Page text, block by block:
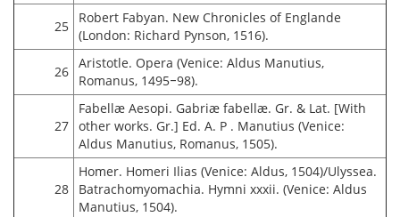
25
Robert Fabyan. New Chronicles of Englande
(London: Richard Pynson, 1516).
26
Aristotle. Opera (Venice: Aldus Manutius,
Romanus, 1495‒98).
27
Fabellæ Aesopi. Gabriæ fabellæ. Gr. & Lat. [With
other works. Gr.] Ed. A. P . Manutius (Venice:
Aldus Manutius, Romanus, 1505).
28
Homer. Homeri Ilias (Venice: Aldus, 1504)/Ulyssea.
Batrachomyomachia. Hymni xxxii. (Venice: Aldus
Manutius, 1504).